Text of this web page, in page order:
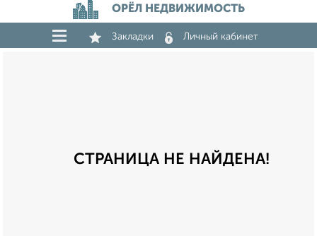
ОРЁЛ НЕДВИЖИМОСТЬ
Закладки Личный кабинет
СТРАНИЦА НЕ НАЙДЕНА!